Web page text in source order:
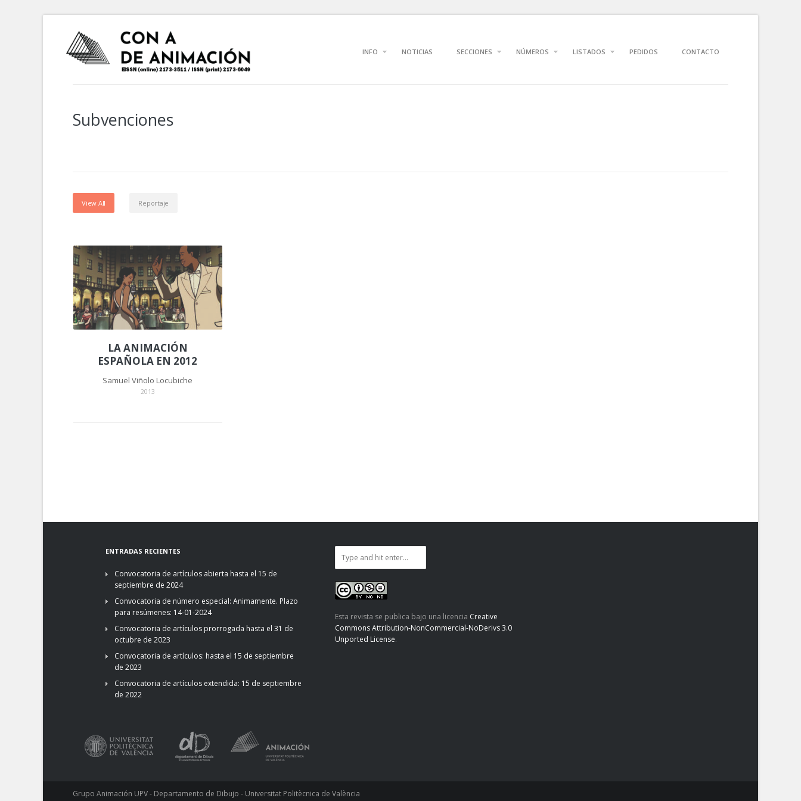
INFO NOTICIAS SECCIONES NÚMEROS LISTADOS PEDIDOS CONTACTO
Subvenciones
View All Reportaje
LA ANIMACIÓN
ESPAÑOLA EN 2012
Samuel Viñolo Locubiche
2013
ENTRADAS RECIENTES
Convocatoria de artículos abierta hasta el 15 de
septiembre de 2024
Convocatoria de número especial: Animamente. Plazo
para resúmenes: 14-01-2024
Convocatoria de artículos prorrogada hasta el 31 de
octubre de 2023
Convocatoria de artículos: hasta el 15 de septiembre
de 2023
Convocatoria de artículos extendida: 15 de septiembre
de 2022
Esta revista se publica bajo una licencia Creative
Commons Attribution-NonCommercial-NoDerivs 3.0
Unported License.
Grupo Animación UPV - Departamento de Dibujo - Universitat Politècnica de València